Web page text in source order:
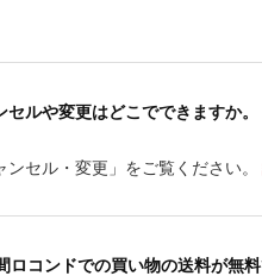
ルや変更はどこでできますか。
ンセル・変更」をご覧ください。
ロコンドでの買い物の送料が無